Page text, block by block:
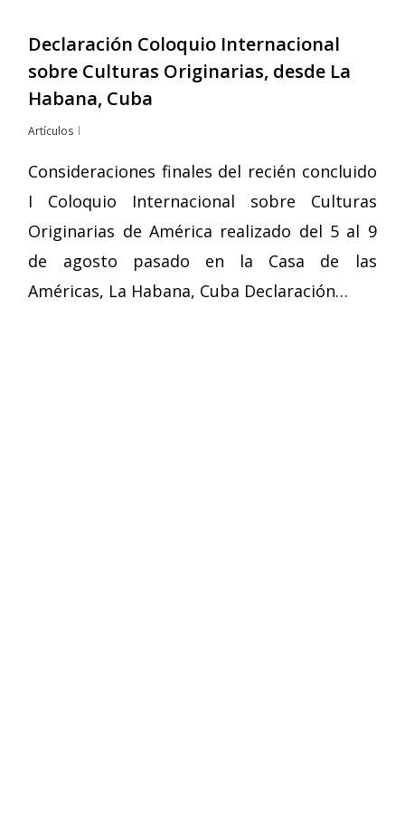
Declaración Coloquio Internacional
sobre Culturas Originarias, desde La
Habana, Cuba
Artículos
Consideraciones finales del recién concluido
I Coloquio Internacional sobre Culturas
Originarias de América realizado del 5 al 9
de agosto pasado en la Casa de las
Américas, La Habana, Cuba Declaración…